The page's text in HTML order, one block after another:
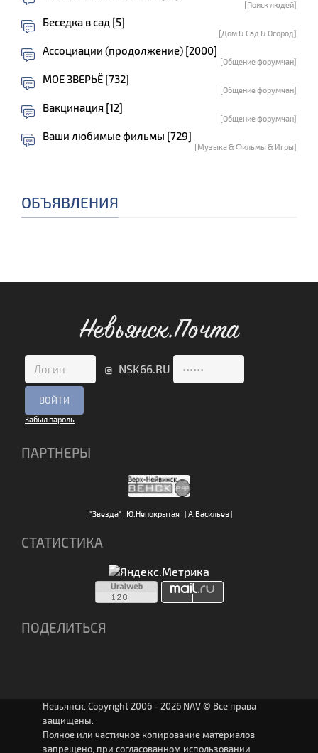
[Поиск людей]
Беседка в сад [5]
[Дом & Сад & Огород]
Ассоциации (продолжение) [2000]
[Общение форумчан]
МОЕ ЗВЕРЬЁ [732]
[Общение форумчан]
Вакцинация [12]
[Общение форумчан]
Ваши любимые фильмы [729]
[Музыка & Фильмы & Игры]
ОБЪЯВЛЕНИЯ
Невьянск.Почта
@ NSK66.RU
Забыл пароль
ПАРТНЕРЫ
| "Звезда"| Ю.Непокрытая| | А.Васильев|
СТАТИСТИКА
ПОДЕЛИТЬСЯ
Невьянск. Copyright 2006 - 2026 NAV © Все права
защищены.
Полное или частичное копирование материалов
запрещено, при согласованном использовании